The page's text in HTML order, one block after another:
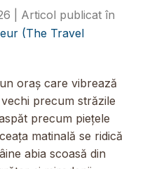
(The Travel
oraș care vibrează
precum străzile
precum piețele
matinală se ridică
abia scoasă din